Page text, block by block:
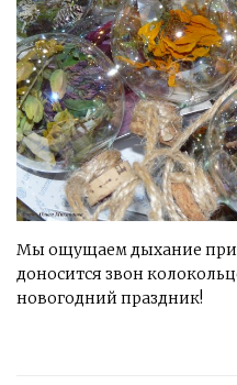
Мы ощущаем дыхание
доносится звон
новогодний праздник!